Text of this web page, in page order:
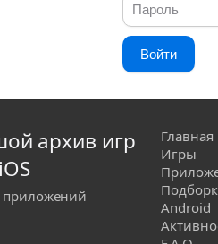
Войти
архив игр
приложений
Главная
Игры
Android